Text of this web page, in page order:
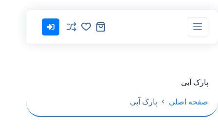
پارک آبی
صفحه اصلی پارک آبی